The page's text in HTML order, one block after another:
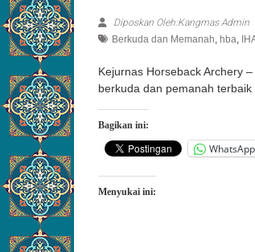
Diposkan Oleh:Kangmas Admin
Berkuda dan Memanah, hba,
Kejurnas Horseback Archery
berkuda dan pemanah terbaik
Bagikan ini:
WhatsApp
Menyukai ini: